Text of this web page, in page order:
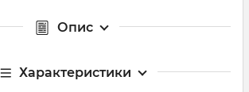
Опис
Характеристики